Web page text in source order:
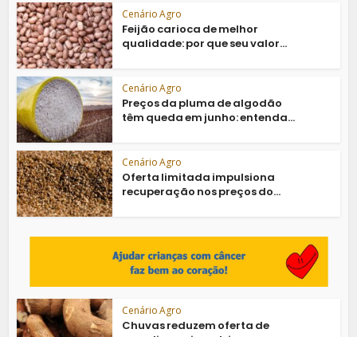
Cenário Agro
Feijão carioca de melhor
qualidade: por que seu valor...
Cenário Agro
Preços da pluma de algodão
têm queda em junho: entenda...
Cenário Agro
Oferta limitada impulsiona
recuperação nos preços do...
Cenário Agro
Chuvas reduzem oferta de